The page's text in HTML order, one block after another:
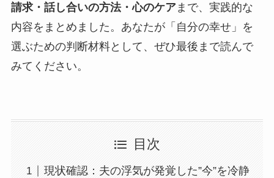
請求・話し合いの方法・心のケアまで、実践的な
内容をまとめました。あなたが「自分の幸せ」を
選ぶための判断材料として、ぜひ最後まで読んで
みてください。
目次
現状確認：夫の浮気が発覚した”今”を冷静